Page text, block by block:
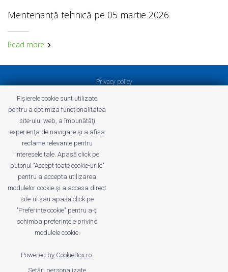
Mentenanță tehnică pe 05 martie 2026
Read more
Privacy policy
Frequently asked questions
profitshare.bg
© 2026Conversion Marketing SRL
Fișierele cookie sunt utilizate
pentru a optimiza funcţionalitatea
site-ului web, a îmbunătăţi
experienţa de navigare şi a afişa
reclame relevante pentru
interesele tale. Apasă click pe
butonul "Accept toate cookie-urile"
pentru a accepta utilizarea
modulelor cookie şi a accesa direct
site-ul sau apasă click pe
"Preferințe cookie" pentru a-ţi
schimba preferinţele privind
modulele cookie.
Powered by CookieBox.ro.
Setări personalizate